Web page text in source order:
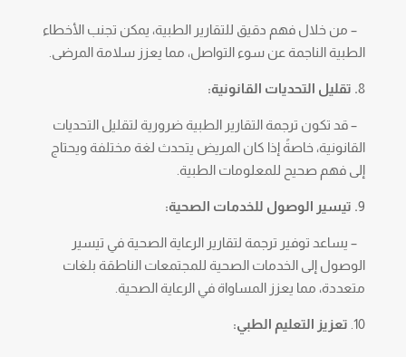
– من خلال فهم دقيق للتقارير الطبية، يمكن تجنب الأخطاء
الطبية الناجمة عن سوء التواصل، مما يعزز سلامة المرضى.
8. تقليل التحديات القانونية:
– قد تكون ترجمة التقارير الطبية ضرورية لتقليل التحديات
القانونية، خاصةً إذا كان المريض يتحدث لغة مختلفة ويحتاج
إلى فهم صحيح للمعلومات الطبية.
9. تيسير الوصول للخدمات الصحية:
– يساعد توفير ترجمة لتقارير الرعاية الصحية في تيسير
الوصول إلى الخدمات الصحية للمجتمعات الناطقة بلغات
متعددة، مما يعزز المساواة في الرعاية الصحية.
تعزيز التعليم الطبي: